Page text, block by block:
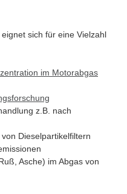
sich für eine Vielzahl
im Motorabgas
z.B. nach
Dieselpartikelfiltern
Asche) im Abgas von